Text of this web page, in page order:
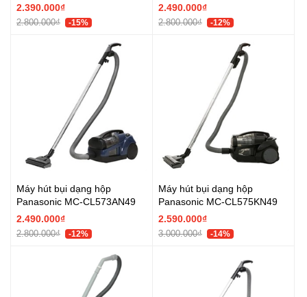
2.390.000₫
2.800.000₫ -15%
2.490.000₫
2.800.000₫ -12%
Máy hút bụi dạng hộp
Panasonic MC-CL573AN49
2.490.000₫
2.800.000₫ -12%
Máy hút bụi dạng hộp
Panasonic MC-CL575KN49
2.590.000₫
3.000.000₫ -14%